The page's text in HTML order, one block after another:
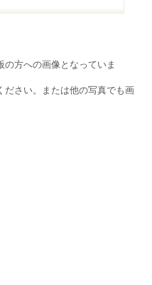
方への画像となっていま
ださい。または他の写真でも画